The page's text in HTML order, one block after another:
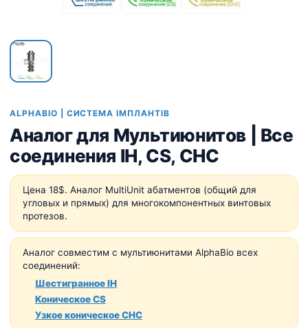
ALPHABIO | СИСТЕМА ІМПЛАНТІВ
Аналог для Мультиюнитов | Все
соединения IH, CS, CHC
Цена 18$. Аналог MultiUnit абатментов (общий для
угловых и прямых) для многокомпонентных винтовых
протезов.
Аналог совместим с мультиюнитами AlphaBio всех
соединений:
Шестигранное IH
Коническое CS
Узкое коническое CHC